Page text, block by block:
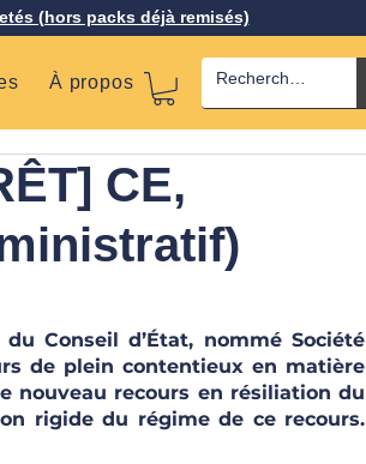
(hors packs déjà remisés)
À propos
CE,
Conseil d’État, nommé Société
de plein contentieux en matière
nouveau recours en résiliation du
rigide du régime de ce recours.